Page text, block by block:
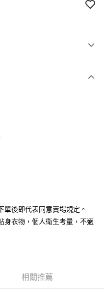
戶可立即使用無須另外申請。
立後會自動跳轉到大哥付的交易
達大哥付你分期系統評分，恕無
需儲值。
可結帳。
後即代表同意賣場規定。
身衣物，個人衛生考量，不適
相關推薦